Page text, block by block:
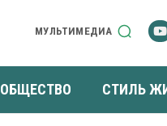
МУЛЬТИМЕДИА
ОБЩЕСТВО СТИЛЬ